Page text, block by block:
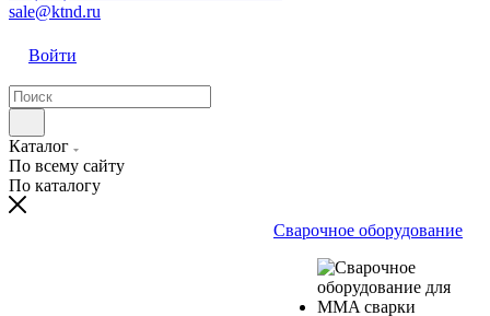
sale@ktnd.ru
Войти
Каталог
По всему сайту
По каталогу
Сварочное оборудование